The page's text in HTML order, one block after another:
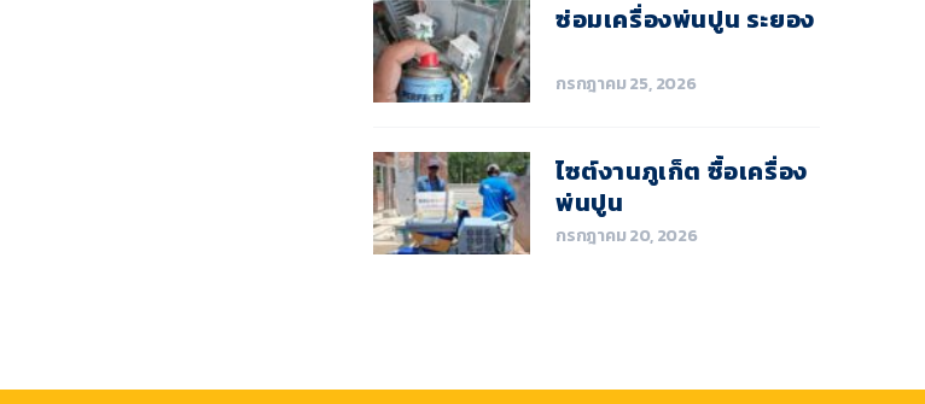
กรกฎาคม 25, 2026
ซ่อมเครื่องพ่นปูน ระยอง
กรกฎาคม 20, 2026
ไซต์งานภูเก็ต ซื้อเครื่อง
พ่นปูน